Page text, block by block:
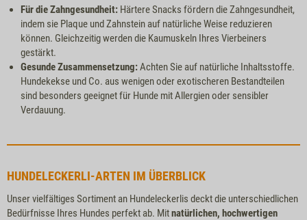
Für die Zahngesundheit: Härtere Snacks fördern die Zahngesundheit,
indem sie Plaque und Zahnstein auf natürliche Weise reduzieren
können. Gleichzeitig werden die Kaumuskeln Ihres Vierbeiners
gestärkt.
Gesunde Zusammensetzung:Achten Sie auf natürliche Inhaltsstoffe.
Hundekekse und Co. aus wenigen oder exotischeren Bestandteilen
sind besonders geeignet für Hunde mit Allergien oder sensibler
Verdauung.
HUNDELECKERLI-ARTEN IM ÜBERBLICK
Unser vielfältiges Sortiment an Hundeleckerlis deckt die unterschiedlichen
Bedürfnisse Ihres Hundes perfekt ab. Mitnatürlichen, hochwertigen